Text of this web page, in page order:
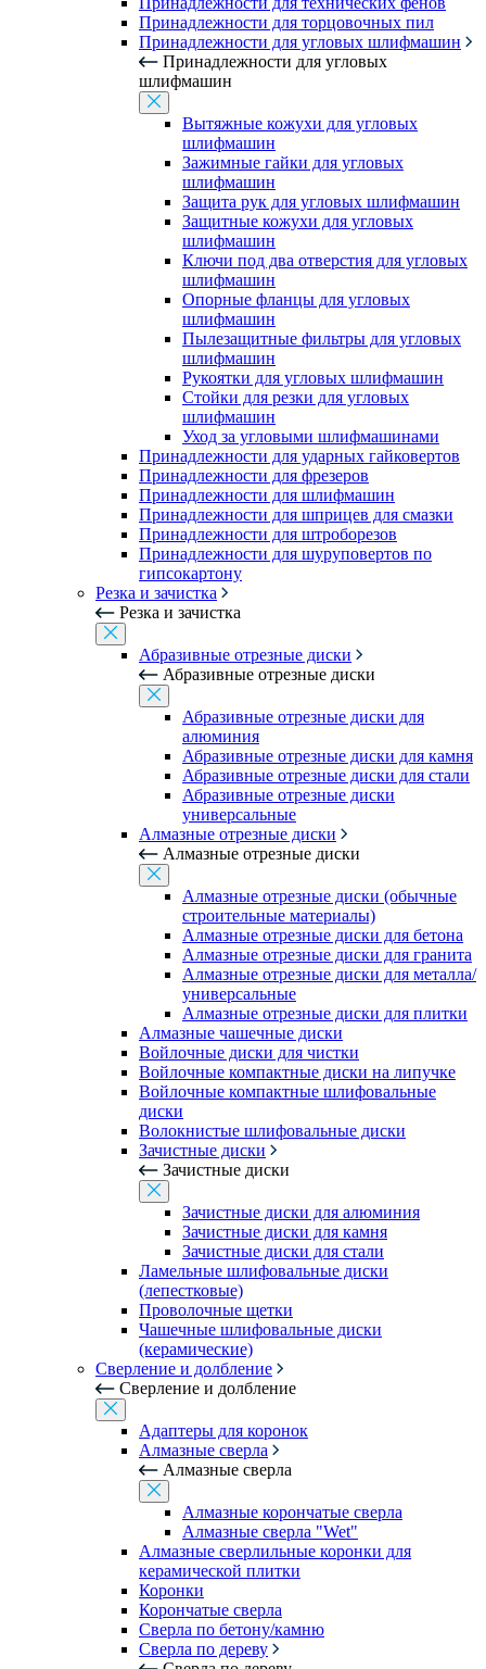
Принадлежности для торцовочных пил
Принадлежности для угловых шлифмашин
Принадлежности для угловых
шлифмашин
Вытяжные кожухи для угловых
шлифмашин
Зажимные гайки для угловых
шлифмашин
Защита рук для угловых шлифмашин
Защитные кожухи для угловых
шлифмашин
Ключи под два отверстия для угловых
шлифмашин
Опорные фланцы для угловых
шлифмашин
Пылезащитные фильтры для угловых
шлифмашин
Рукоятки для угловых шлифмашин
Стойки для резки для угловых
шлифмашин
Уход за угловыми шлифмашинами
Принадлежности для ударных гайковертов
Принадлежности для фрезеров
Принадлежности для шлифмашин
Принадлежности для шприцев для смазки
Принадлежности для штроборезов
Принадлежности для шуруповертов по
гипсокартону
Резка и зачистка
Резка и зачистка
Абразивные отрезные диски
Абразивные отрезные диски
Абразивные отрезные диски для
алюминия
Абразивные отрезные диски для камня
Абразивные отрезные диски для стали
Абразивные отрезные диски
универсальные
Алмазные отрезные диски
Алмазные отрезные диски
Алмазные отрезные диски (обычные
строительные материалы)
Алмазные отрезные диски для бетона
Алмазные отрезные диски для гранита
Алмазные отрезные диски для металла/
универсальные
Алмазные отрезные диски для плитки
Алмазные чашечные диски
Войлочные диски для чистки
Войлочные компактные диски на липучке
Войлочные компактные шлифовальные
диски
Волокнистые шлифовальные диски
Зачистные диски
Зачистные диски
Зачистные диски для алюминия
Зачистные диски для камня
Зачистные диски для стали
Ламельные шлифовальные диски
(лепестковые)
Проволочные щетки
Чашечные шлифовальные диски
(керамические)
Сверление и долбление
Сверление и долбление
Адаптеры для коронок
Алмазные сверла
Алмазные сверла
Алмазные корончатые сверла
Алмазные сверла "Wet"
Алмазные сверлильные коронки для
керамической плитки
Коронки
Корончатые сверла
Сверла по бетону/камню
Сверла по дереву